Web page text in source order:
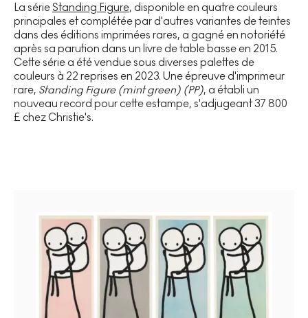
La série Standing Figure, disponible en quatre couleurs
principales et complétée par d'autres variantes de teintes
dans des éditions imprimées rares, a gagné en notoriété
après sa parution dans un livre de table basse en 2015.
Cette série a été vendue sous diverses palettes de
couleurs à 22 reprises en 2023. Une épreuve d'imprimeur
rare, Standing Figure (mint green) (PP), a établi un
nouveau record pour cette estampe, s'adjugeant 37 800
£ chez Christie's.